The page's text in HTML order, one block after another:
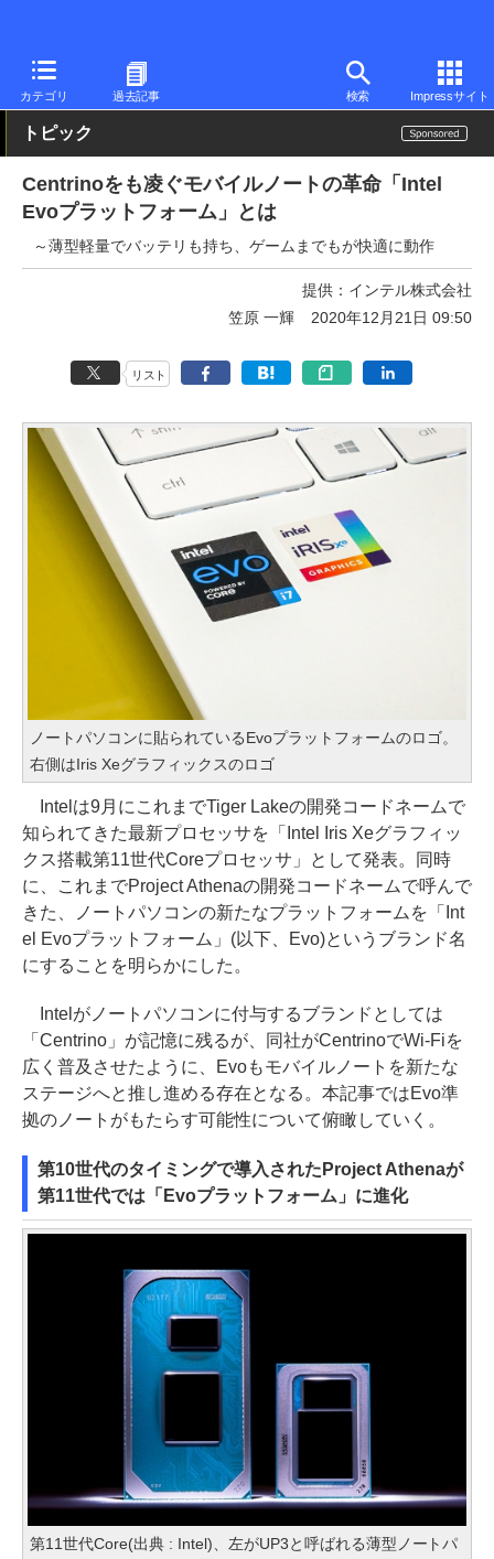
カテゴリ 過去記事 検索 Impressサイト
PC Watch 半導体/周辺機器
トピック
Centrinoをも凌ぐモバイルノートの革命「Intel
Evoプラットフォーム」とは
～薄型軽量でバッテリも持ち、ゲームまでもが快適に動作
提供： インテル株式会社
笠原 一輝
2020年12月21日 09:50
リスト
ノートパソコンに貼られているEvoプラットフォームのロゴ。
右側はIris Xeグラフィックスのロゴ
Intelは9月にこれまでTiger Lakeの開発コードネームで
知られてきた最新プロセッサを「Intel Iris Xeグラフィッ
クス搭載第11世代Coreプロセッサ」として発表。同時
に、これまでProject Athenaの開発コードネームで呼んで
きた、ノートパソコンの新たなプラットフォームを「Int
el Evoプラットフォーム」(以下、Evo)というブランド名
にすることを明らかにした。
Intelがノートパソコンに付与するブランドとしては
「Centrino」が記憶に残るが、同社がCentrinoでWi-Fiを
広く普及させたように、Evoもモバイルノートを新たな
ステージへと推し進める存在となる。本記事ではEvo準
拠のノートがもたらす可能性について俯瞰していく。
第10世代のタイミングで導入されたProject Athenaが
第11世代では「Evoプラットフォーム」に進化
第11世代Core(出典 : Intel)、左がUP3と呼ばれる薄型ノートパ